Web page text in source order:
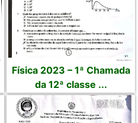
Física 2023 – 1ª Chamada
da 12ª classe ...